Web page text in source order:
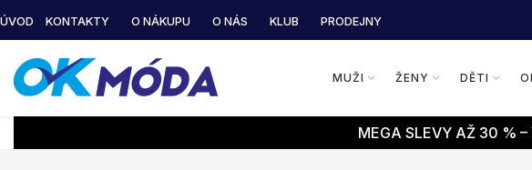
ÚVOD KONTAKTY O NÁKUPU O NÁS KLUB PRODEJNY
MUŽI ŽENY DĚTI
MEGA SLEVY AŽ 30 % –